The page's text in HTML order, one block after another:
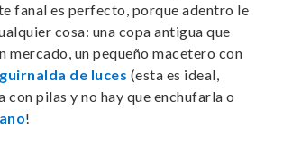
fanal es perfecto, porque adentro le
cosa: una copa antigua que
mercado, un pequeño macetero con
guirnalda de luces (esta es ideal,
con pilas y no hay que enchufarla o
!